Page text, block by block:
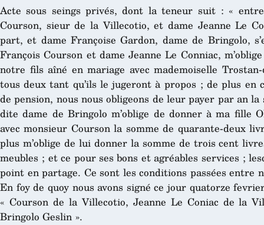
Acte sous seings privés, dont la teneur suit : «
Courson, sieur de la Villecotio, et dame Jeanne Le
part, et dame Françoise Gardon, dame de Bringolo,
François Courson et dame Jeanne Le Conniac,
notre fils aîné en mariage avec mademoiselle
tous deux tant qu’ils le jugeront à propos ; de plus en
de pension, nous nous obligeons de leur payer par an
dite dame de Bringolo m’oblige de donner à ma fille
avec monsieur Courson la somme de quarante-deux
plus m’oblige de lui donner la somme de trois cent
meubles ; et ce pour ses bons et agréables services ;
point en partage. Ce sont les conditions passées entre
En foy de quoy nous avons signé ce jour quatorze
« Courson de la Villecotio, Jeanne Le Coniac de la
Bringolo Geslin ».